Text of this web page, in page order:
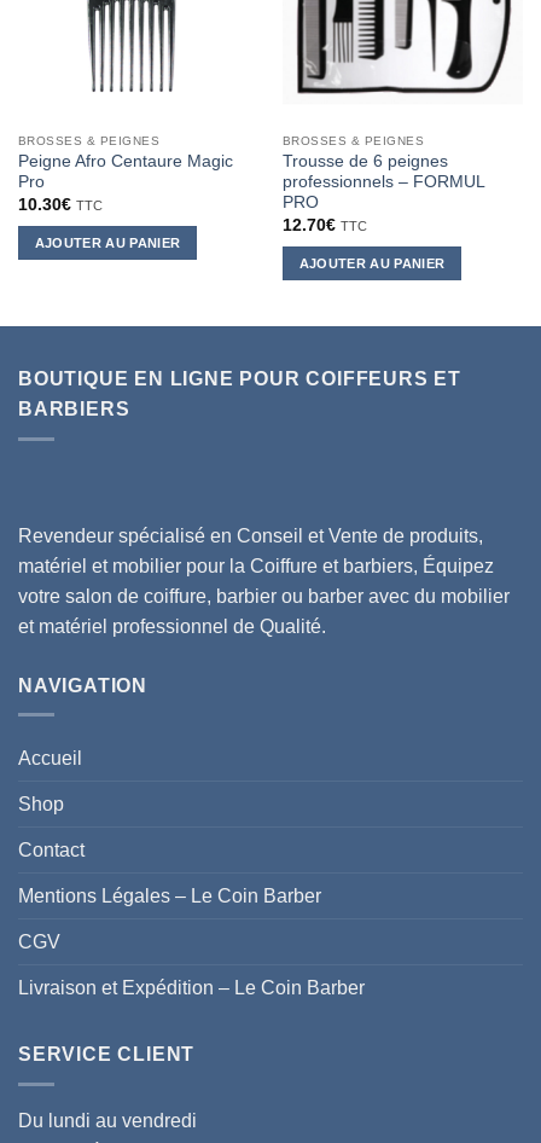
BROSSES & PEIGNES
Peigne Afro Centaure Magic
Pro
10.30€ TTC
AJOUTER AU PANIER
BROSSES & PEIGNES
Trousse de 6 peignes
professionnels – FORMUL
PRO
12.70€ TTC
AJOUTER AU PANIER
BOUTIQUE EN LIGNE POUR COIFFEURS ET
BARBIERS
Revendeur spécialisé en Conseil et Vente de produits,
matériel et mobilier pour la Coiffure et barbiers, Équipez
votre salon de coiffure, barbier ou barber avec du mobilier
et matériel professionnel de Qualité.
NAVIGATION
Accueil
Shop
Contact
Mentions Légales – Le Coin Barber
CGV
Livraison et Expédition – Le Coin Barber
SERVICE CLIENT
Du lundi au vendredi